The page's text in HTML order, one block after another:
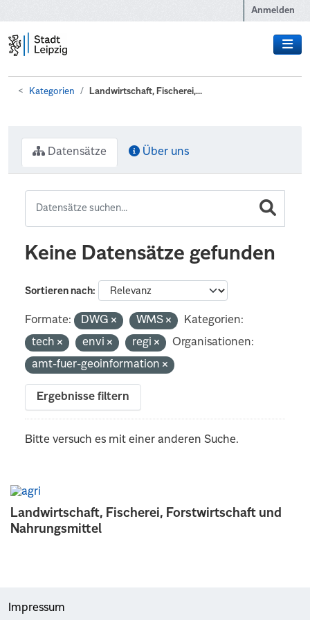
Anmelden
Kategorien Landwirtschaft, Fischerei,...
Landwirtschaft, Fischerei, Forstwirtschaft und
Nahrungsmittel
Datensätze Über uns
Keine Datensätze gefunden
Sortieren nach
Formate: DWG WMS
Kategorien:
tech
envi regi
Organisationen:
amt-fuer-geoinformation
Ergebnisse filtern
Bitte versuch es mit einer anderen Suche.
Impressum